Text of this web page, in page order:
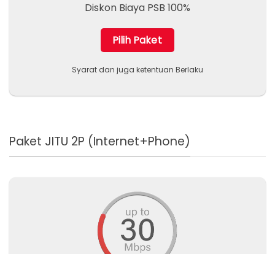
Diskon Biaya PSB 100%
Pilih Paket
Syarat dan juga ketentuan Berlaku
Paket JITU 2P (Internet+Phone)